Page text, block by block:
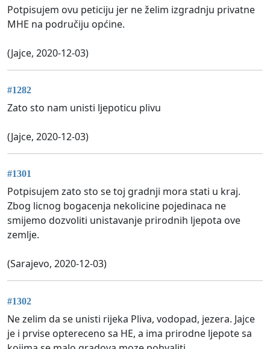
Potpisujem ovu peticiju jer ne želim izgradnju privatne
MHE na područiju općine.
(Jajce, 2020-12-03)
#1282
Zato sto nam unisti ljepoticu plivu
(Jajce, 2020-12-03)
#1301
Potpisujem zato sto se toj gradnji mora stati u kraj.
Zbog licnog bogacenja nekolicine pojedinaca ne
smijemo dozvoliti unistavanje prirodnih ljepota ove
zemlje.
(Sarajevo, 2020-12-03)
#1302
Ne zelim da se unisti rijeka Pliva, vodopad, jezera. Jajce
je i prvise optereceno sa HE, a ima prirodne ljepote sa